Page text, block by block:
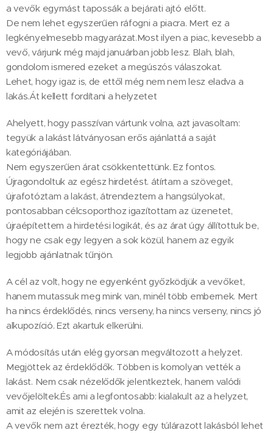
a vevők egymást tapossák a bejárati ajtó előtt.
De nem lehet egyszerűen ráfogni a piacra. Mert ez a
legkényelmesebb magyarázat.Most ilyen a piac, kevesebb a
vevő, várjunk még majd januárban jobb lesz. Blah, blah,
gondolom ismered ezeket a megúszós válaszokat.
Lehet, hogy igaz is, de ettől még nem nem lesz eladva a
lakás.Át kellett fordítani a helyzetet
Ahelyett, hogy passzívan vártunk volna, azt javasoltam:
tegyük a lakást látványosan erős ajánlattá a saját
kategóriájában.
Nem egyszerűen árat csökkentettünk. Ez fontos.
Újragondoltuk az egész hirdetést. átírtam a szöveget,
újrafotóztam a lakást, átrendeztem a hangsúlyokat,
pontosabban célcsoporthoz igazítottam az üzenetet,
újraépítettem a hirdetési logikát, és az árat úgy állítottuk be,
hogy ne csak egy legyen a sok közül, hanem az egyik
legjobb ajánlatnak tűnjön.
A cél az volt, hogy ne egyenként győzködjük a vevőket,
hanem mutassuk meg mink van, minél több embernek. Mert
ha nincs érdeklődés, nincs verseny, ha nincs verseny, nincs jó
alkupozíció. Ezt akartuk elkerülni.
A módosítás után elég gyorsan megváltozott a helyzet.
Megjöttek az érdeklődők. Többen is komolyan vették a
lakást. Nem csak nézelődők jelentkeztek, hanem valódi
vevőjelöltek.És ami a legfontosabb: kialakult az a helyzet,
amit az elején is szerettek volna.
A vevők nem azt érezték, hogy egy túlárazott lakásból lehet